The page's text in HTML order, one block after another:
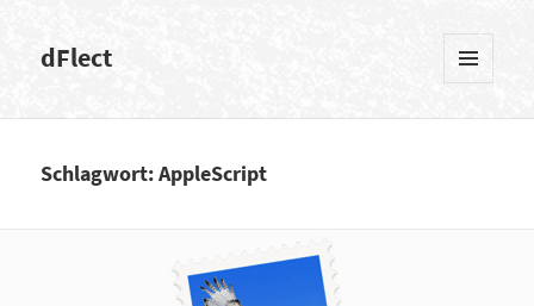
dFlect
Schlagwort: AppleScript